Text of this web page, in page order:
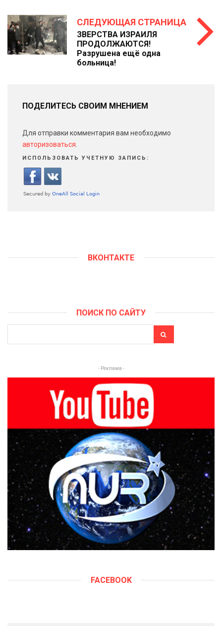
СЛЕДУЮЩАЯ СТРАНИЦА
ЗВЕРСТВА ИЗРАИЛЯ
ПРОДОЛЖАЮТСЯ!
Разрушена ещё одна
больница!
ПОДЕЛИТЕСЬ СВОИМ МНЕНИЕМ
Для отправки комментария вам необходимо
авторизоваться
ИСПОЛЬЗОВАТЬ УЧЕТНУЮ ЗАПИСЬ:
ВКОНТАКТЕ
ПОИСК ПО САЙТУ
- Реклама -
FACEBOOK